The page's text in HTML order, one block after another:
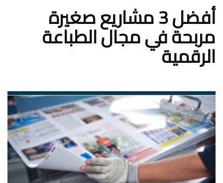
أفضل 3 مشاريع صغيرة
مربحة في مجال الطباعة
الرقمية